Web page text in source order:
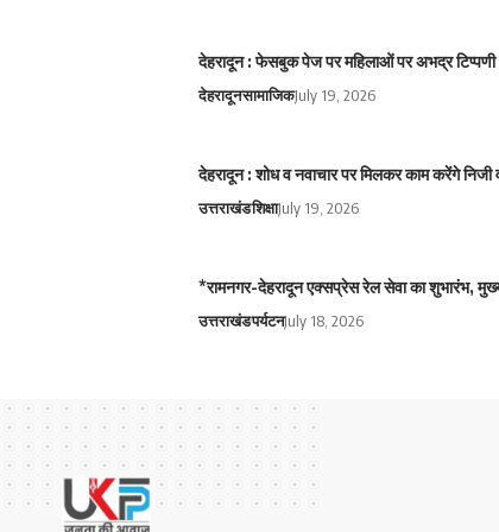
देहरादून : फेसबुक पेज पर महिलाओं पर अभद्र
देहरादूनसामाजिकJuly 19, 2026
देहरादून : शोध व नवाचार पर मिलकर काम करेंगे निजी
उत्तराखंडशिक्षाJuly 19, 2026
*रामनगर-देहरादून एक्सप्रेस रेल सेवा का शुभारंभ,
उत्तराखंडपर्यटनJuly 18, 2026